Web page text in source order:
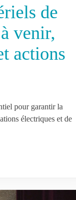
de
venir,
actions
pour garantir la
électriques et de